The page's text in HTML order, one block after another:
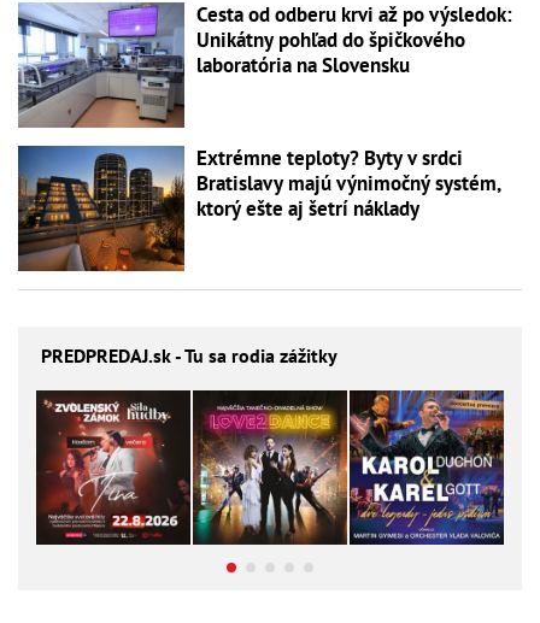
Cesta od odberu krvi až po výsledok:
Unikátny pohľad do špičkového
laboratória na Slovensku
Extrémne teploty? Byty v srdci
Bratislavy majú výnimočný systém,
ktorý ešte aj šetrí náklady
PREDPREDAJ.sk - Tu sa rodia zážitky